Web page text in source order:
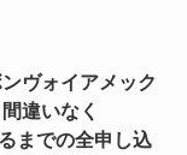
ンヴォイアメック
違いなく
までの全申し込